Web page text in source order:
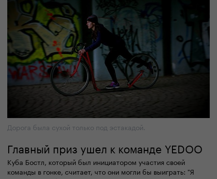
Дорога была сухой только под эстакадой.
Главный приз ушел к команде YEDOO
Куба Бостл, который был инициатором участия своей
команды в гонке, считает, что они могли бы выиграть: "Я